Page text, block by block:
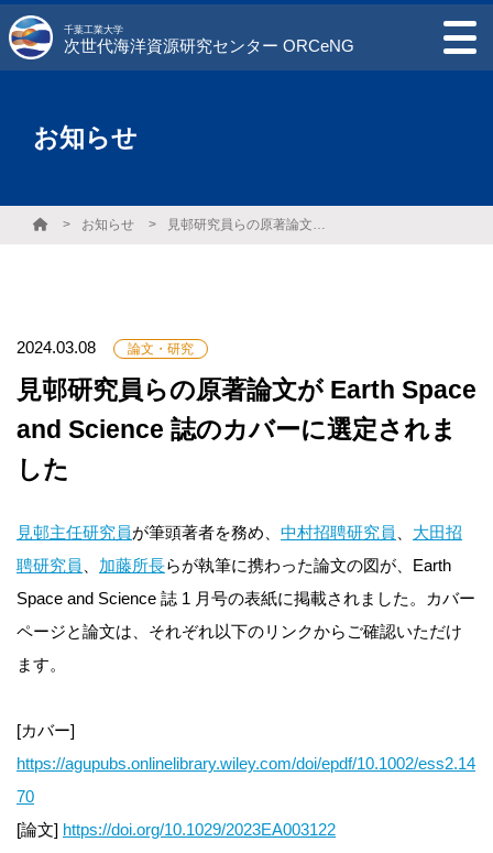
千葉工業大学
次世代海洋資源研究センター ORCeNG
お知らせ
お知らせ 見邨研究員らの原著論文が Earth Space and Science 誌のカバーに選定されました
2024.03.08 論文・研究
見邨研究員らの原著論文が Earth Space
and Science 誌のカバーに選定されま
した
見邨主任研究員が筆頭著者を務め、 中村招聘研究員
大田招
聘研究員
加藤所長らが執筆に携わった論文の図が、Earth
Space and Science 誌 1 月号の表紙に掲載されました。カバー
ページと論文は、それぞれ以下のリンクからご確認いただけ
ます。
[カバー]
https://agupubs.onlinelibrary.wiley.com/doi/epdf/10.1002/ess2.14
70
[論文] https://doi.org/10.1029/2023EA003122